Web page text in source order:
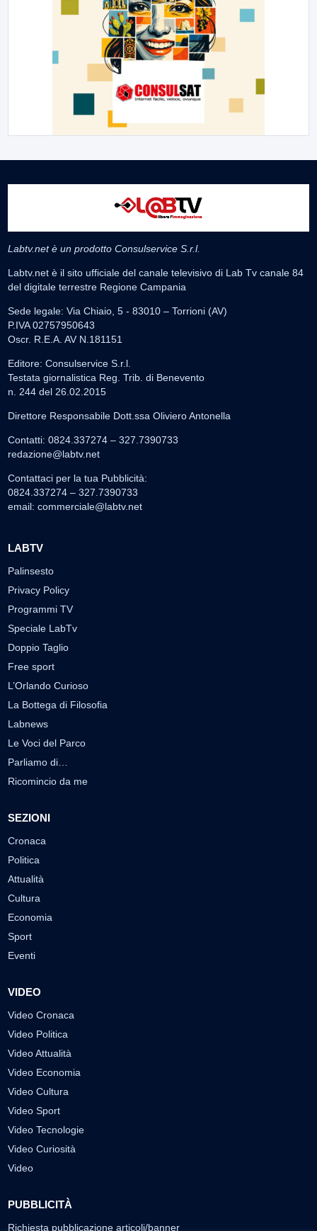
Labtv.net è un prodotto Consulservice S.r.l.
Labtv.net è il sito ufficiale del canale televisivo di Lab Tv canale 84
del digitale terrestre Regione Campania
Sede legale: Via Chiaio, 5 - 83010 – Torrioni (AV)
P.IVA 02757950643
Oscr. R.E.A. AV N.181151
Editore: Consulservice S.r.l.
Testata giornalistica Reg. Trib. di Benevento
n. 244 del 26.02.2015
Direttore Responsabile Dott.ssa Oliviero Antonella
Contatti: 0824.337274 – 327.7390733
redazione@labtv.net
Contattaci per la tua Pubblicità:
0824.337274 – 327.7390733
email: commerciale@labtv.net
LABTV
Palinsesto
Privacy Policy
Programmi TV
Speciale LabTv
Doppio Taglio
Free sport
L’Orlando Curioso
La Bottega di Filosofia
Labnews
Le Voci del Parco
Parliamo di…
Ricomincio da me
SEZIONI
Cronaca
Politica
Attualità
Cultura
Economia
Sport
Eventi
VIDEO
Video Cronaca
Video Politica
Video Attualità
Video Economia
Video Cultura
Video Sport
Video Tecnologie
Video Curiosità
Video
PUBBLICITÀ
Richiesta pubblicazione articoli/banner